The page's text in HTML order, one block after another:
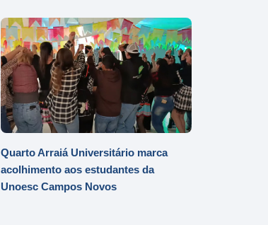
Quarto Arraiá Universitário marca
acolhimento aos estudantes da
Unoesc Campos Novos